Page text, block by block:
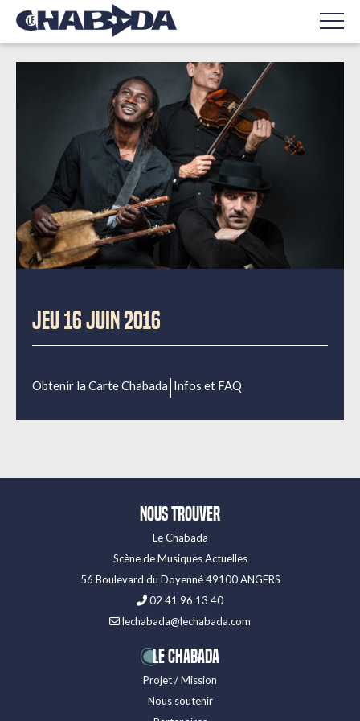
JEU 16 JUIN 2016
Obtenir la Carte Chabada| Infos et FAQ
Nous trouver
Le Chabada
Scène de Musiques Actuelles
56 Boulevard du Doyenné 49100 ANGERS
02 41 96 13 40
lechabada@lechabada.com
LE CHABADA
Projet / Mission
Nous soutenir